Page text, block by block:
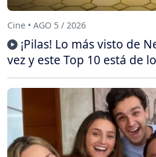
Cine • AGO 5 / 2026
¡Pilas! Lo más visto de
vez y este Top 10 está de